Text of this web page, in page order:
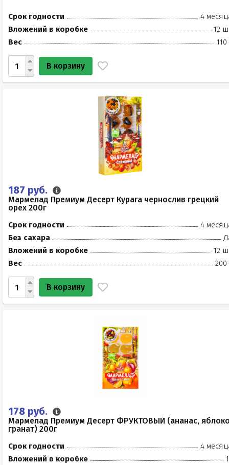
Срок годности
4
Вложений в коробке
12
Вес
110
В корзину
187 руб.
Мармелад Премиум Десерт Курага чернослив грецкий
орех 200г
Срок годности
4
Без сахара
Вложений в коробке
12
Вес
200
В корзину
178 руб.
Мармелад Премиум Десерт ФРУКТОВЫЙ (ананас,
гранат) 200г
Срок годности
4
Вложений в коробке